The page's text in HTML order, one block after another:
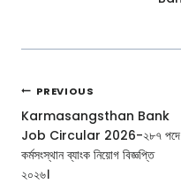
Post
Navigation
PREVIOUS
Karmasangsthan Bank
Job Circular 2026-২৮৭ পদে
কর্মসংস্থান ব্যাংক নিয়োগ বিজ্ঞপ্তি
২০২৬।